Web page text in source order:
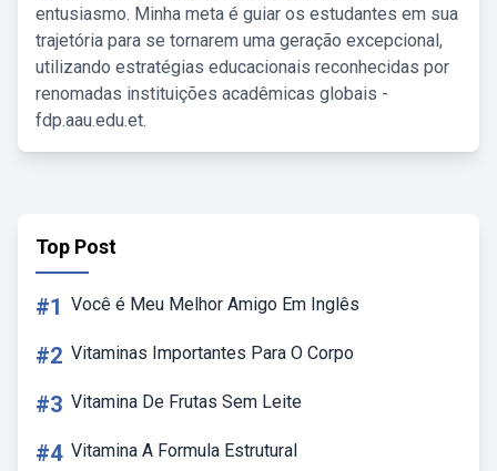
entusiasmo. Minha meta é guiar os estudantes em sua
trajetória para se tornarem uma geração excepcional,
utilizando estratégias educacionais reconhecidas por
renomadas instituições acadêmicas globais -
fdp.aau.edu.et.
Top Post
#1 Você é Meu Melhor Amigo Em Inglês
#2 Vitaminas Importantes Para O Corpo
#3 Vitamina De Frutas Sem Leite
#4 Vitamina A Formula Estrutural